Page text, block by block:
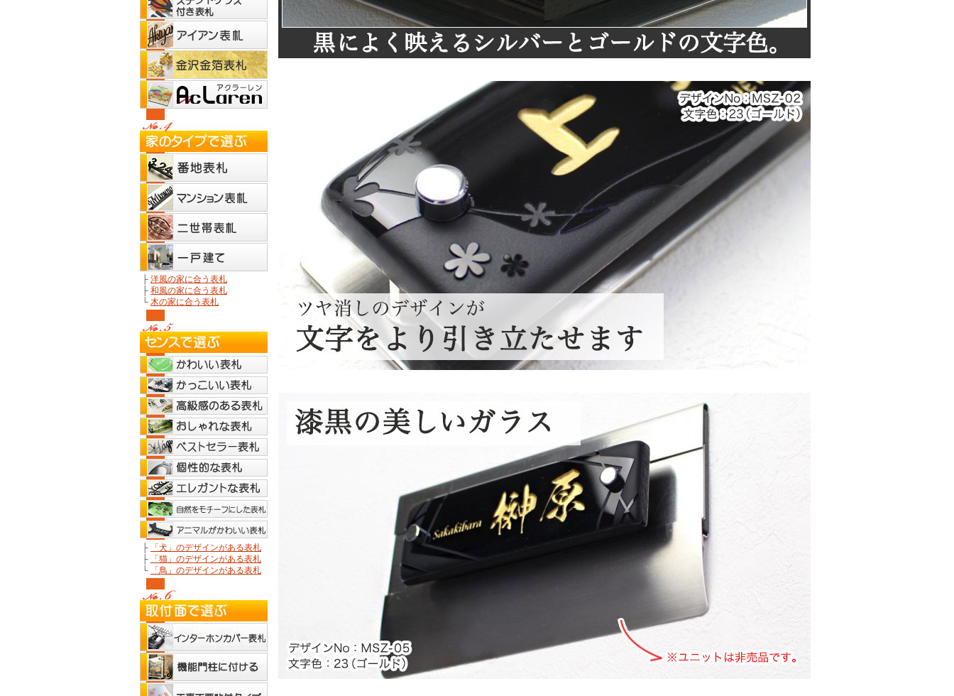
├ 洋風の家に合う表札
├ 和風の家に合う表札
└ 木の家に合う表札
├
「犬」のデザインがある表札
├
「猫」のデザインがある表札
└
「鳥」のデザインがある表札